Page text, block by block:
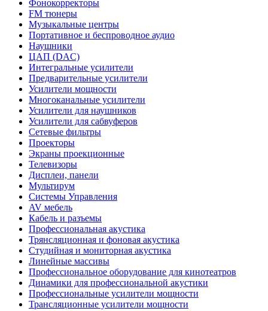
Фонокорректоры
FM тюнеры
Музыкальные центры
Портативное и беспроводное аудио
Наушники
ЦАП (DAC)
Интегральные усилители
Предварительные усилители
Усилители мощности
Многоканальные усилители
Усилители для наушников
Усилители для сабвуферов
Сетевые фильтры
Проекторы
Экраны проекционные
Телевизоры
Дисплеи, панели
Мультирум
Системы Управления
AV мебель
Кабель и разъемы
Профессиональная акустика
Трянсляционная и фоновая акустика
Студийная и мониторная акустика
Линейные массивы
Профессиональное оборудование для кинотеатров
Динамики для профессиональной акустики
Профессиональные усилители мощности
Трансляционные усилители мощности